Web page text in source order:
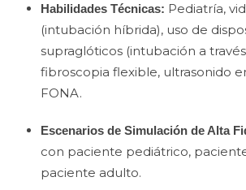
Habilidades Técnicas: Pediatría,
(intubación híbrida), uso de
supraglóticos (intubación a través
fibroscopia flexible, ultrasonido
FONA.
Escenarios de Simulación de Alta
con paciente pediátrico,
paciente adulto.